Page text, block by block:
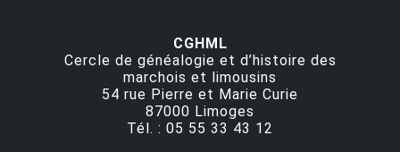
CGHML
Cercle de généalogie et d’histoire des
marchois et limousins
54 rue Pierre et Marie Curie
87000 Limoges
Tél. : 05 55 33 43 12